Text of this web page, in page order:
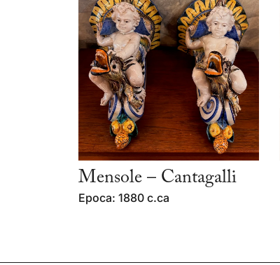
Mensole – Cantagalli
Epoca: 1880 c.ca